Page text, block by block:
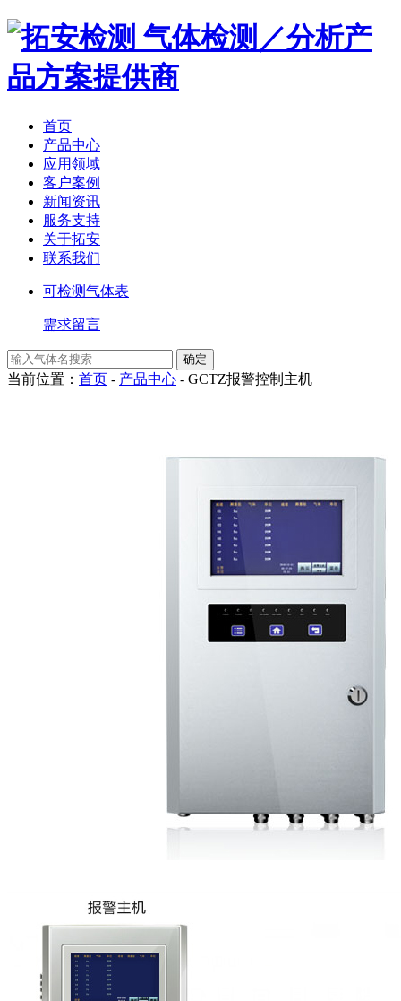
气体检测／分析产
品方案提供商
首页
产品中心
应用领域
客户案例
新闻资讯
服务支持
关于拓安
联系我们
可检测气体表
需求留言
当前位置： 首页 - 产品中心 - GCTZ报警控制主机